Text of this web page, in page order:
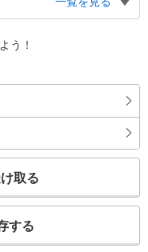
銅像、公園前交番、東京上野
）、上野消防署、上野警察
横、永寿総合病院、浅草口交
・２丁目方面、昭和通り、上
物園、東京文化会館、上野の
立科学博物館、東京都美術
う！
取る
する